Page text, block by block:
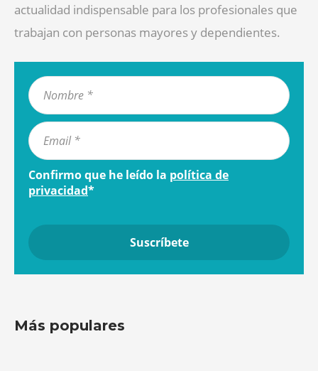
actualidad indispensable para los profesionales que
trabajan con personas mayores y dependientes.
Confirmo que he leído la política de
privacidad*
Más populares